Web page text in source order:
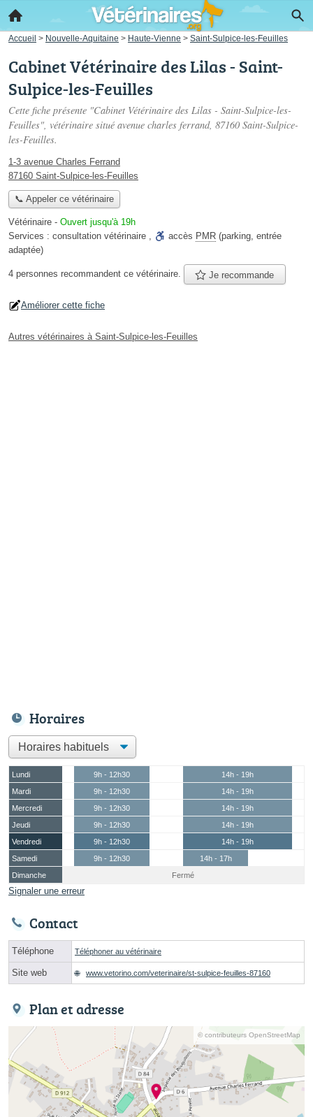
Accueil > Nouvelle-Aquitaine > Haute-Vienne > Saint-Sulpice-les-Feuilles
Cabinet Vétérinaire des Lilas - Saint-
Sulpice-les-Feuilles
Cette fiche présente "Cabinet Vétérinaire des Lilas - Saint-Sulpice-les-
Feuilles", vétérinaire situé avenue charles ferrand, 87160 Saint-Sulpice-
les-Feuilles.
1-3 avenue Charles Ferrand
87160 Saint-Sulpice-les-Feuilles
📞 Appeler ce vétérinaire
Vétérinaire - Ouvert jusqu'à 19h
Services : consultation vétérinaire , accès PMR (parking, entrée
adaptée)
4 personnes recommandent ce vétérinaire. Je recommande
Améliorer cette fiche
Autres vétérinaires à Saint-Sulpice-les-Feuilles
Horaires
Lundi 9h - 12h30
14h - 19h
Mardi
9h - 12h30
14h - 19h
Mercredi
9h - 12h30
14h - 19h
Jeudi
9h - 12h30
14h - 19h
Vendredi
9h - 12h30
14h - 19h
Samedi
9h - 12h30
14h - 17h
Dimanche
Fermé
Signaler une erreur
Contact
Téléphone Téléphoner au vétérinaire
Site web www.vetorino.com/veterinaire/st-sulpice-feuilles-87160
Plan et adresse
© contributeurs OpenStreetMap